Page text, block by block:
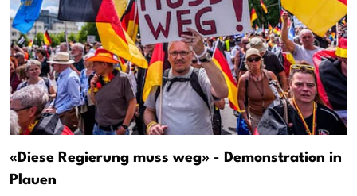
«Diese Regierung muss weg» - Demonstration in
Plauen